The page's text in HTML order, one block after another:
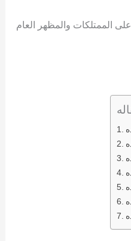
على الممتلكات والمظهر العام